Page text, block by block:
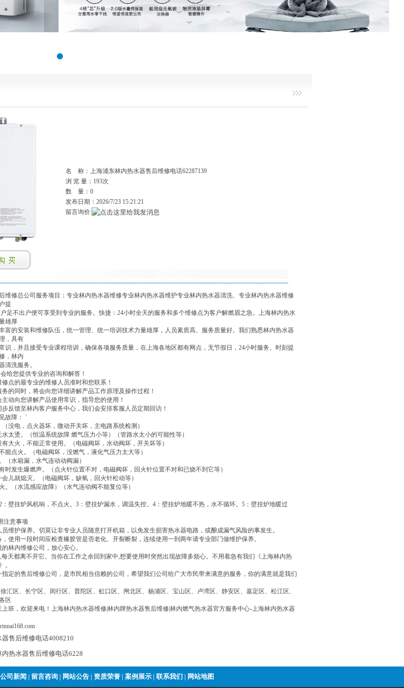
名 称：上海浦东林内热水器售后维修电话62287139
浏 览 量： 193次
数 量：0
发布日期：2026/7/23 15:21:21
留言询价:
维修总公司服务项目：专业林内热水器维修专业林内热水器维护专业林内热水器清洗、专业林内热水器维修
提
足不出户便可享受到专业的服务。快捷：24小时全天的服务和多个维修点为客户解燃眉之急。上海林内热水
雄厚
富的安装和维修队伍，统一管理、统一培训技术力量雄厚，人员素质高、服务质量好。我们熟悉林内热水器
，具有
识，并且接受专业课程培训，确保各项服务质量，在上海各地区都有网点，无节假日，24小时服务。时刻提
，林内
清洗服务。
给您提供专业的咨询和解答！
点的最专业的维修人员准时和您联系！
的同时，将会向您详细讲解产品工作原理及操作过程！
动向您讲解产品使用常识，指导您的使用！
反馈至林内客户服务中心，我们会安排客服人员定期回访！
故障： `
没电，点火器坏，微动开关坏，主电路系统检测）
太烫。（恒温系统故障 燃气压力小等）（管路水太小的可能性等）
大火，不能正常使用。（电磁阀坏，水动阀坏，开关坏等）
点火。（电磁阀坏，没燃气，液化气压力太大等）
水箱漏，水气连动动阀漏）
发生爆燃声。（点火针位置不对，电磁阀坏，回火针位置不对和已烧不到它等）
儿就熄灭。（电磁阀坏，缺氧，回火针松动等）
。（水流感应故障）（水气连动阀不能复位等）
壁挂炉风机响，不点火。3：壁挂炉漏水，调温失控。4：壁挂炉地暖不热，水不循环。5：壁挂炉地暖过
注意事项
维护保养。切莫让非专业人员随意打开机箱，以免发生损害热水器电路，或酿成漏气风险的事发生。
使用一段时间应检查橡胶管是否老化、开裂断裂，连续使用一到两年请专业部门做维护保养。
林内维修公司，放心安心。
天都离不开它。当你在工作之余回到家中,想要使用时突然出现故障多烦心。不用着急有我们《上海林内热
。
定的售后维修公司，是市民相当信赖的公司，希望我们公司给广大市民带来满意的服务，你的满意就是我们
汇区、长宁区、闵行区、普陀区、虹口区、闸北区、杨浦区、宝山区、卢湾区、静安区、嘉定区、松江区、
区
上班，欢迎来电！上海林内热水器维修|林内牌热水器售后维修|林内燃气热水器官方服务中心-上海林内热水器
售后维修电话4008210
热水器售后维修电话6228
公司新闻 留言咨询 网站公告| 资质荣誉| 案例展示| 联系我们 网站地图